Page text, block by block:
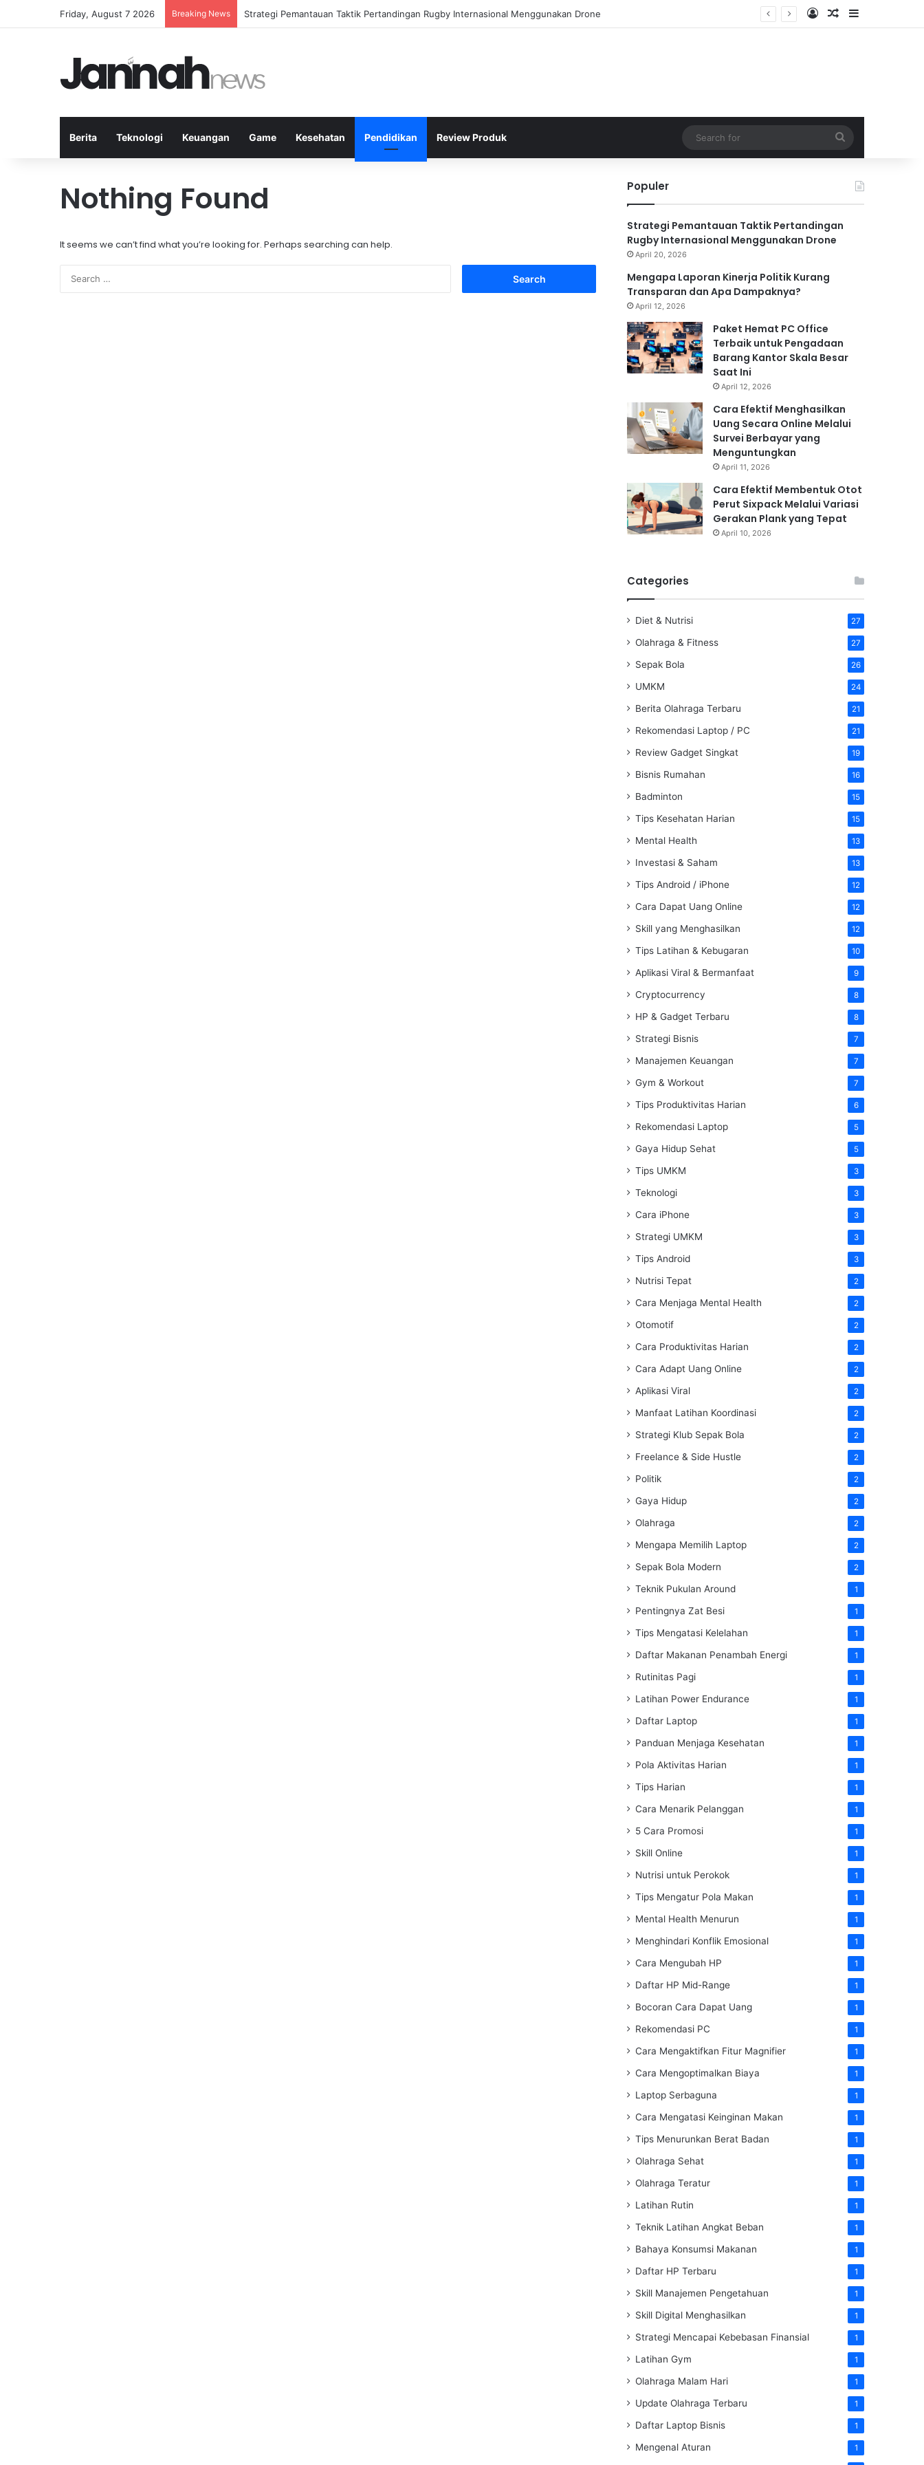
Friday, August 7 2026 Breaking News Mengapa Laporan Kinerja Politik Kurang Transparan dan Apa Dampaknya? Log InRandom Article
Sidebar
Berita Teknologi Keuangan Game Kesehatan Pendidikan Review Produk
for
Nothing Found
It seems we can’t find what you’re looking for. Perhaps searching can help.
Populer
Strategi Pemantauan Taktik Pertandingan
Rugby Internasional Menggunakan Drone
April 20, 2026
Mengapa Laporan Kinerja Politik Kurang
Transparan dan Apa Dampaknya?
April 12, 2026
Paket Hemat PC Office
Terbaik untuk Pengadaan
Barang Kantor Skala Besar
Saat Ini
April 12, 2026
Cara Efektif Menghasilkan
Uang Secara Online Melalui
Survei Berbayar yang
Menguntungkan
April 11, 2026
Cara Efektif Membentuk Otot
Perut Sixpack Melalui Variasi
Gerakan Plank yang Tepat
April 10, 2026
Categories
Diet & Nutrisi 27
Olahraga & Fitness 27
Sepak Bola 26
UMKM 24
Berita Olahraga Terbaru 21
Rekomendasi Laptop / PC 21
Review Gadget Singkat 19
Bisnis Rumahan 16
Badminton 15
Tips Kesehatan Harian 15
Mental Health 13
Investasi & Saham 13
Tips Android / iPhone 12
Cara Dapat Uang Online 12
Skill yang Menghasilkan 12
Tips Latihan & Kebugaran 10
Aplikasi Viral & Bermanfaat 9
Cryptocurrency 8
HP & Gadget Terbaru 8
Strategi Bisnis 7
Manajemen Keuangan 7
Gym & Workout 7
Tips Produktivitas Harian 6
Rekomendasi Laptop 5
Gaya Hidup Sehat 5
Tips UMKM 3
Teknologi 3
Cara iPhone 3
Strategi UMKM 3
Tips Android 3
Nutrisi Tepat 2
Cara Menjaga Mental Health 2
Otomotif 2
Cara Produktivitas Harian 2
Cara Adapt Uang Online 2
Aplikasi Viral 2
Manfaat Latihan Koordinasi 2
Strategi Klub Sepak Bola 2
Freelance & Side Hustle 2
Politik 2
Gaya Hidup 2
Olahraga 2
Mengapa Memilih Laptop 2
Sepak Bola Modern 2
Teknik Pukulan Around 1
Pentingnya Zat Besi 1
Tips Mengatasi Kelelahan 1
Daftar Makanan Penambah Energi 1
Rutinitas Pagi 1
Latihan Power Endurance 1
Daftar Laptop 1
Panduan Menjaga Kesehatan 1
Pola Aktivitas Harian 1
Tips Harian 1
Cara Menarik Pelanggan 1
5 Cara Promosi 1
Skill Online 1
Nutrisi untuk Perokok 1
Tips Mengatur Pola Makan 1
Mental Health Menurun 1
Menghindari Konflik Emosional 1
Cara Mengubah HP 1
Daftar HP Mid-Range 1
Bocoran Cara Dapat Uang 1
Rekomendasi PC 1
Cara Mengaktifkan Fitur Magnifier 1
Cara Mengoptimalkan Biaya 1
Laptop Serbaguna 1
Cara Mengatasi Keinginan Makan 1
Tips Menurunkan Berat Badan 1
Olahraga Sehat 1
Olahraga Teratur 1
Latihan Rutin 1
Teknik Latihan Angkat Beban 1
Bahaya Konsumsi Makanan 1
Daftar HP Terbaru 1
Skill Manajemen Pengetahuan 1
Skill Digital Menghasilkan 1
Strategi Mencapai Kebebasan Finansial 1
Latihan Gym 1
Olahraga Malam Hari 1
Update Olahraga Terbaru 1
Daftar Laptop Bisnis 1
Mengenal Aturan 1